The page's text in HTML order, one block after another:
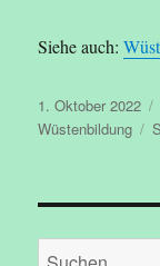
Siehe auch:
Veröffentlicht
am
1. Oktober 2022
Wüstenbildung
Suchen